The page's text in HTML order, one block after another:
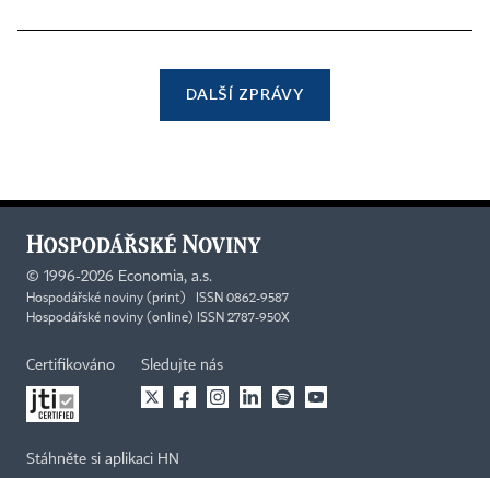
DALŠÍ ZPRÁVY
© 1996-2026 Economia, a.s.
Hospodářské noviny (print) ISSN 0862-9587
Hospodářské noviny (online) ISSN 2787-950X
Certifikováno Sledujte nás
Stáhněte si aplikaci HN